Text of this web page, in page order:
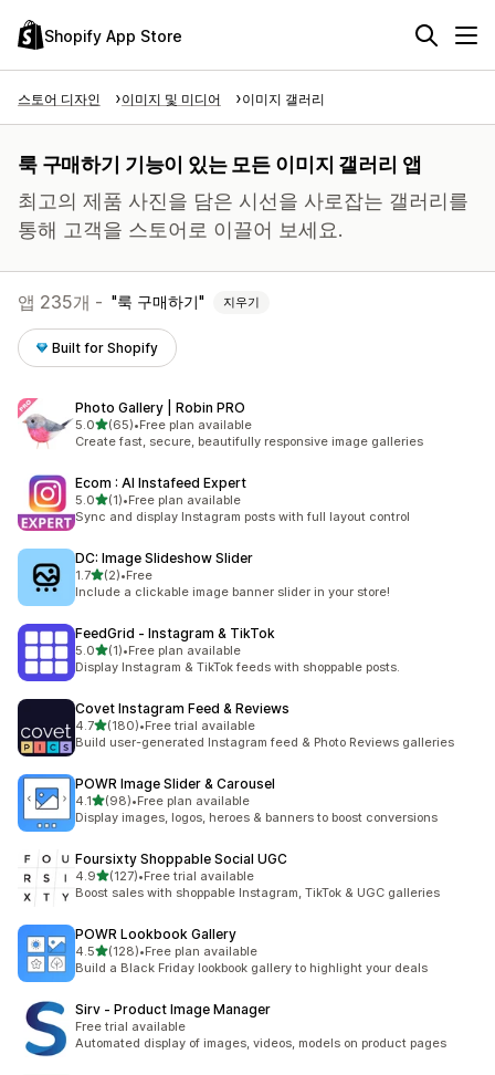
Shopify App Store
스토어 디자인 이미지 및 미디어 이미지 갤러리
룩 구매하기 기능이 있는 모든 이미지 갤러리 앱
최고의 제품 사진을 담은 시선을 사로잡는 갤러리를
통해 고객을 스토어로 이끌어 보세요.
앱 235개 - 룩 구매하기 지우기
Built for Shopify
Photo Gallery | Robin PRO
5.0별 5개 중
(65)
총 리뷰 65개
•Free plan available
Create fast, secure, beautifully responsive image galleries
Ecom : AI Instafeed Expert
5.0별 5개 중
(1)
총 리뷰 1개
•Free plan available
Sync and display Instagram posts with full layout control
DC: Image Slideshow Slider
1.7별 5개 중
(2)
총 리뷰 2개
•Free
Include a clickable image banner slider in your store!
FeedGrid ‑ Instagram & TikTok
5.0별 5개 중
(1)
총 리뷰 1개
•Free plan available
Display Instagram & TikTok feeds with shoppable posts.
Covet Instagram Feed & Reviews
4.7별 5개 중
(180)
총 리뷰 180개
•Free trial available
Build user-generated Instagram feed & Photo Reviews galleries
POWR Image Slider & Carousel
4.1별 5개 중
(98)
총 리뷰 98개
•Free plan available
Display images, logos, heroes & banners to boost conversions
Foursixty Shoppable Social UGC
4.9별 5개 중
(127)
총 리뷰 127개
•Free trial available
Boost sales with shoppable Instagram, TikTok & UGC galleries
POWR Lookbook Gallery
4.5별 5개 중
(128)
총 리뷰 128개
•Free plan available
Build a Black Friday lookbook gallery to highlight your deals
Sirv ‑ Product Image Manager
Free trial available
Automated display of images, videos, models on product pages